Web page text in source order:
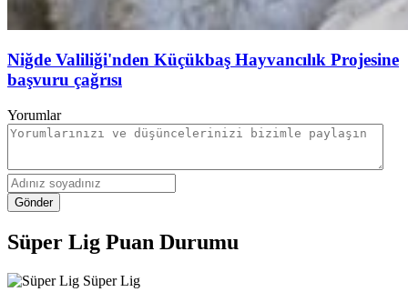
Niğde Valiliği'nden Küçükbaş Hayvancılık Projesine
başvuru çağrısı
Yorumlar
Gönder
Süper Lig Puan Durumu
Süper Lig